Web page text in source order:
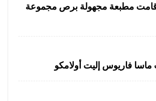
مطبعة مجهولة برص مجموعة
ماسا فاريوس إليت أولامكو